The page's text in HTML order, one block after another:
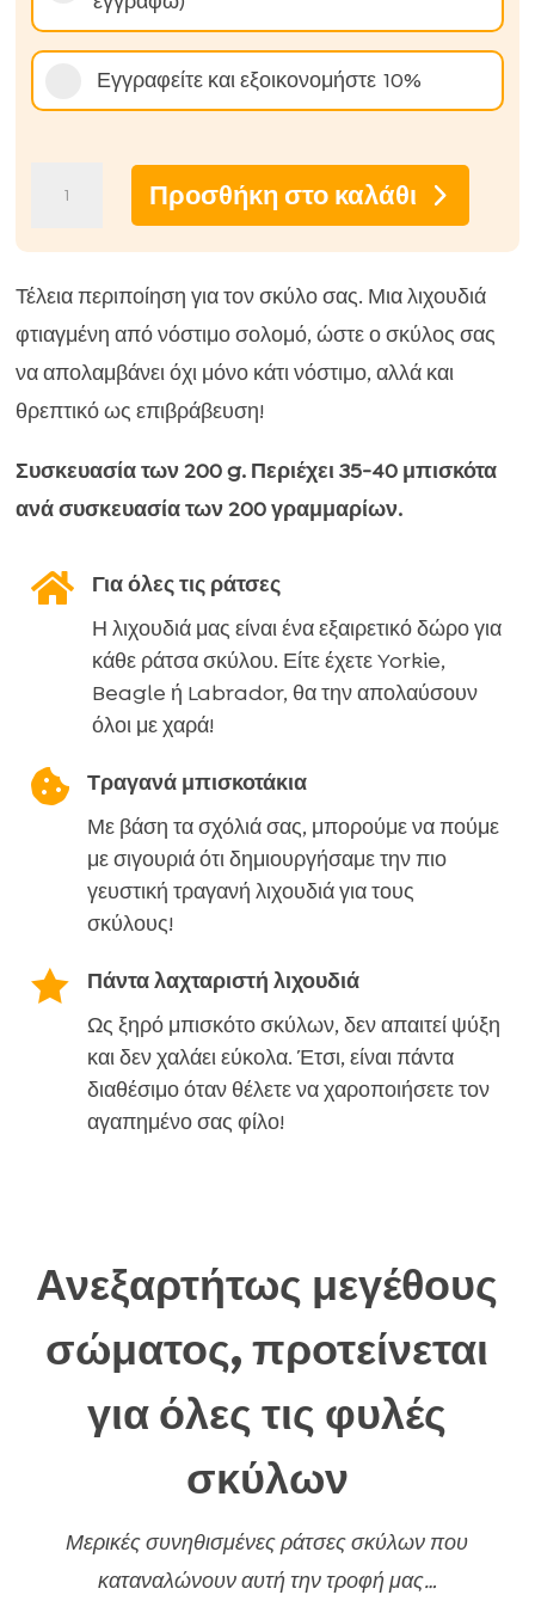
αγοράς
Εγγραφείτε και εξοικονομήστε 10%
για
σκύλους
Friky
(υποαλλεργικά
μπισκότα
σκύλο)
–
g
ποσότητα
Προσθήκη στο καλάθι
Τέλεια περιποίηση για τον σκύλο σας. Μια λιχουδιά
φτιαγμένη από νόστιμο σολομό, ώστε ο σκύλος σας
να απολαμβάνει όχι μόνο κάτι νόστιμο, αλλά και
θρεπτικό ως επιβράβευση!
Συσκευασία των 200 g. Περιέχει 35-40 μπισκότα
ανά συσκευασία των 200 γραμμαρίων.

Για όλες τις ράτσες
Η λιχουδιά μας είναι ένα εξαιρετικό δώρο για
κάθε ράτσα σκύλου. Είτε έχετε Yorkie,
Beagle ή Labrador, θα την απολαύσουν
όλοι με χαρά!

Τραγανά μπισκοτάκια
Με βάση τα σχόλιά σας, μπορούμε να πούμε
με σιγουριά ότι δημιουργήσαμε την πιο
γευστική τραγανή λιχουδιά για τους
σκύλους!

Πάντα λαχταριστή λιχουδιά
Ως ξηρό μπισκότο σκύλων, δεν απαιτεί ψύξη
και δεν χαλάει εύκολα. Έτσι, είναι πάντα
διαθέσιμο όταν θέλετε να χαροποιήσετε τον
αγαπημένο σας φίλο!
Ανεξαρτήτως μεγέθους
σώματος, προτείνεται
για όλες τις φυλές
σκύλων
Μερικές συνηθισμένες ράτσες σκύλων που
καταναλώνουν αυτή την τροφή μας…